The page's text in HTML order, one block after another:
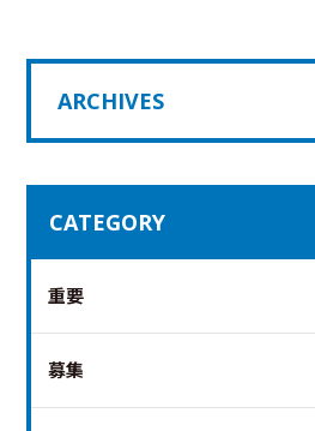
ARCHIVES
CATEGORY
重要
募集